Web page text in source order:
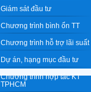
Giám sát đầu tư
Chương trình bình ổn TT
Chương trình hỗ trợ lãi suất
Dự án, hạng mục đầu tư
Chương trình hợp tác KT
TPHCM